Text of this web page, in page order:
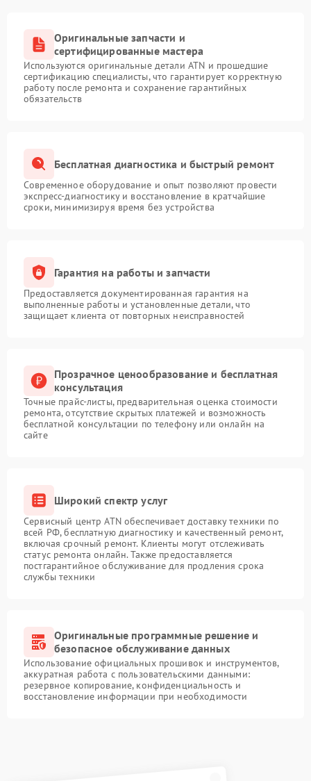
Оригинальные запчасти и
сертифицированные мастера
Используются оригинальные детали ATN и прошедшие
сертификацию специалисты, что гарантирует корректную
работу после ремонта и сохранение гарантийных
обязательств
Бесплатная диагностика и быстрый ремонт
Современное оборудование и опыт позволяют провести
экспресс-диагностику и восстановление в кратчайшие
сроки, минимизируя время без устройства
Гарантия на работы и запчасти
Предоставляется документированная гарантия на
выполненные работы и установленные детали, что
защищает клиента от повторных неисправностей
Прозрачное ценообразование и бесплатная
консультация
Точные прайс-листы, предварительная оценка стоимости
ремонта, отсутствие скрытых платежей и возможность
бесплатной консультации по телефону или онлайн на
сайте
Широкий спектр услуг
Сервисный центр ATN обеспечивает доставку техники по
всей РФ, бесплатную диагностику и качественный ремонт,
включая срочный ремонт. Клиенты могут отслеживать
статус ремонта онлайн. Также предоставляется
постгарантийное обслуживание для продления срока
службы техники
Оригинальные программные решение и
безопасное обслуживание данных
Использование официальных прошивок и инструментов,
аккуратная работа с пользовательскими данными:
резервное копирование, конфиденциальность и
восстановление информации при необходимости